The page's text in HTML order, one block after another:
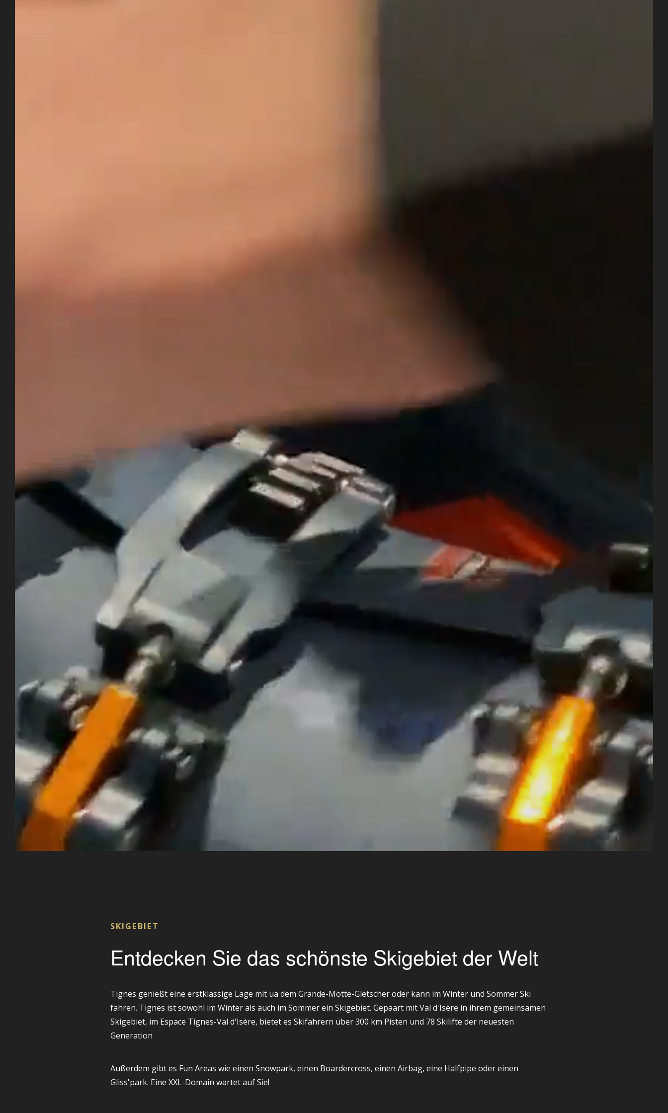
DIAMOND LODGE
SKI & BOUTIQUE
SKIGEBIET
Entdecken Sie das schönste Skigebiet der Welt
Tignes genießt eine erstklassige Lage mit ua dem Grande-Motte-Gletscher oder kann im Winter und Sommer Ski
fahren. Tignes ist sowohl im Winter als auch im Sommer ein Skigebiet. Gepaart mit Val d'Isère in ihrem gemeinsamen
Skigebiet, im Espace Tignes-Val d'Isère, bietet es Skifahrern über 300 km Pisten und 78 Skilifte der neuesten
Generation
Außerdem gibt es Fun Areas wie einen Snowpark, einen Boardercross, einen Airbag, eine Halfpipe oder einen
Gliss'park. Eine XXL-Domain wartet auf Sie!